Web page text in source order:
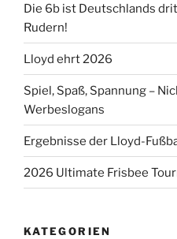
Die 6b ist Deutschlands
Rudern!
Lloyd ehrt 2026
Spiel, Spaß, Spannung –
Werbeslogans
Ergebnisse der Lloyd-
2026 Ultimate Frisbee
KATEGORIEN